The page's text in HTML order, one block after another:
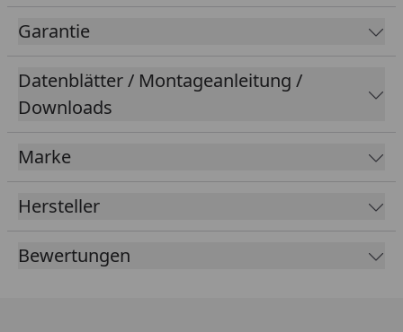
Deckel des EGGs platzieren. So wissen Sie immer, wie
warm es im Innern des EGGs ist, ohne den Deckel zu
öffnen, was einen Wärmeverlust zur Folge hätte. Das
Tel-Tru Deckelthermometer ist in zwei Größen
erhältlich und zeigt Temperaturen zwischen 50 °C
und 400 °C an.
Garantie
Datenblätter / Montageanleitung /
Downloads
Marke
Hersteller
Bewertungen